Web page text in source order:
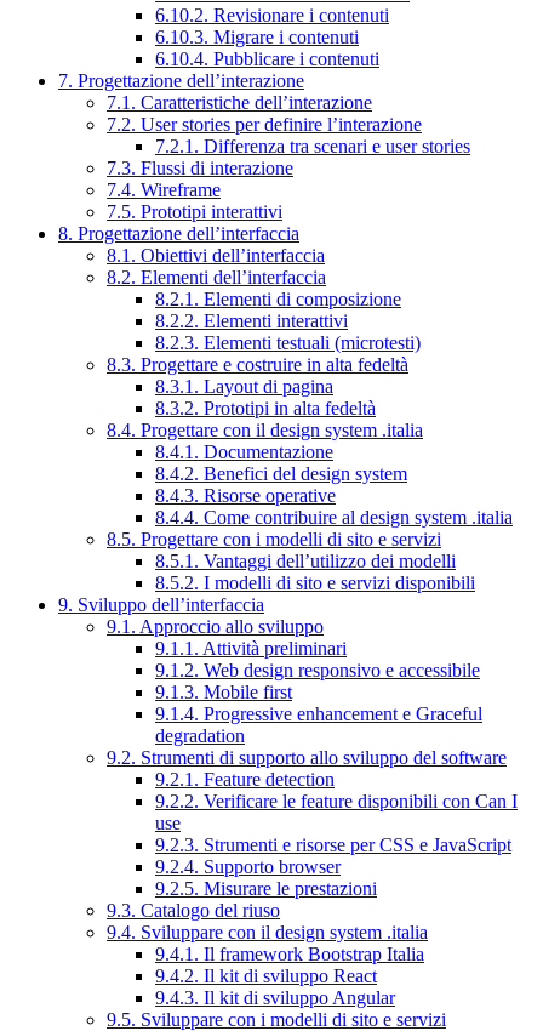
6.10.2. Revisionare i contenuti
6.10.3. Migrare i contenuti
6.10.4. Pubblicare i contenuti
7. Progettazione dell’interazione
7.1. Caratteristiche dell’interazione
7.2. User stories per definire l’interazione
7.2.1. Differenza tra scenari e user stories
7.3. Flussi di interazione
7.4. Wireframe
7.5. Prototipi interattivi
8. Progettazione dell’interfaccia
8.1. Obiettivi dell’interfaccia
8.2. Elementi dell’interfaccia
8.2.1. Elementi di composizione
8.2.2. Elementi interattivi
8.2.3. Elementi testuali (microtesti)
8.3. Progettare e costruire in alta fedeltà
8.3.1. Layout di pagina
8.3.2. Prototipi in alta fedeltà
8.4. Progettare con il design system .italia
8.4.1. Documentazione
8.4.2. Benefici del design system
8.4.3. Risorse operative
8.4.4. Come contribuire al design system .italia
8.5. Progettare con i modelli di sito e servizi
8.5.1. Vantaggi dell’utilizzo dei modelli
8.5.2. I modelli di sito e servizi disponibili
9. Sviluppo dell’interfaccia
9.1. Approccio allo sviluppo
9.1.1. Attività preliminari
9.1.2. Web design responsivo e accessibile
9.1.3. Mobile first
9.1.4. Progressive enhancement e Graceful
degradation
9.2. Strumenti di supporto allo sviluppo del software
9.2.1. Feature detection
9.2.2. Verificare le feature disponibili con Can I
use
9.2.3. Strumenti e risorse per CSS e JavaScript
9.2.4. Supporto browser
9.2.5. Misurare le prestazioni
9.3. Catalogo del riuso
9.4. Sviluppare con il design system .italia
9.4.1. Il framework Bootstrap Italia
9.4.2. Il kit di sviluppo React
9.4.3. Il kit di sviluppo Angular
9.5. Sviluppare con i modelli di sito e servizi